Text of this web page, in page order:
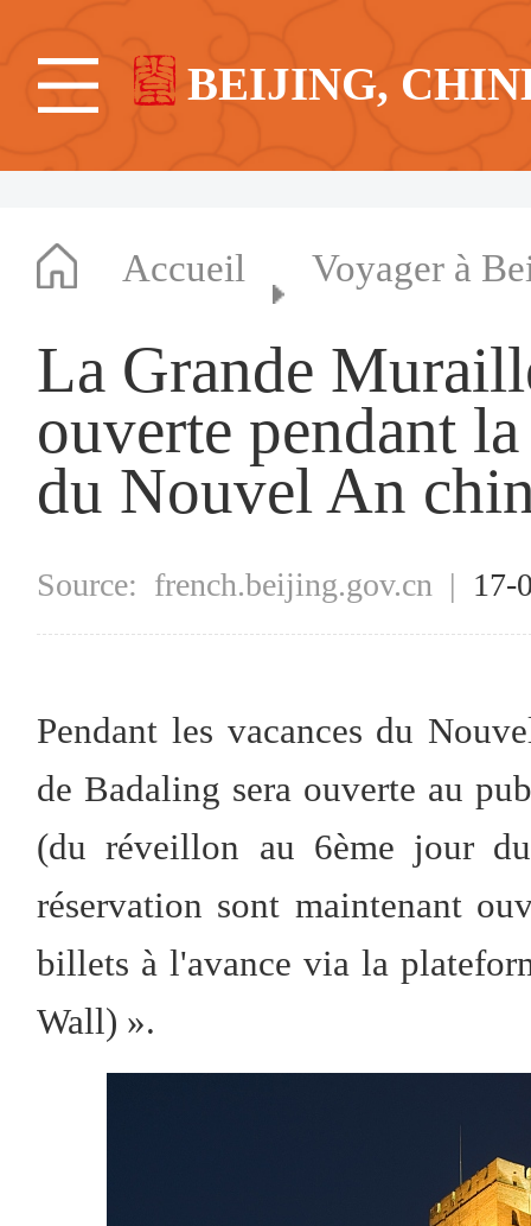
BEIJING,
Accueil Voyager à
La Grande
ouverte pendant
du Nouvel An
Source: french.beijing.gov.cn |
Pendant les vacances du
de Badaling sera ouverte au
(du réveillon au 6ème jour
réservation sont maintenant
billets à l'avance via la
Wall) ».